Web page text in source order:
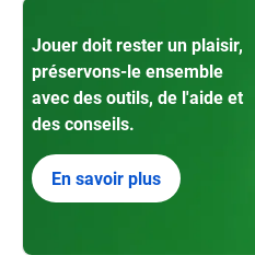
Jouer doit rester un plaisir,
préservons-le ensemble
avec des outils, de l'aide et
des conseils.
En savoir plus